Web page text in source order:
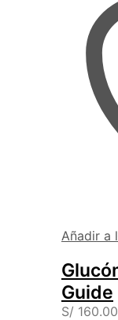
Añadir a
Guide
S/ 160.00